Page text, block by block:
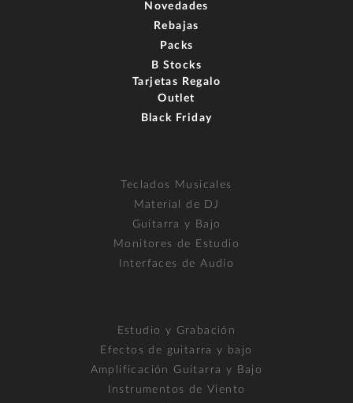
Novedades
Rebajas
Packs
B Stocks
Tarjetas Regalo
Outlet
Black Friday
Teclados Musicales
Material de DJ
Guitarra y Bajo
Monitores de Estudio
Interfaces de Audio
Estudio y Grabación
Efectos de guitarra y bajo
Amplificación Guitarra y Bajo
Instrumentos de Viento